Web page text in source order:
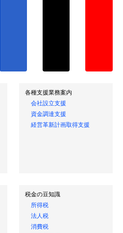
各種支援業務案内
会社設立支援
資金調達支援
経営革新計画取得支援
税金の豆知識
所得税
法人税
消費税